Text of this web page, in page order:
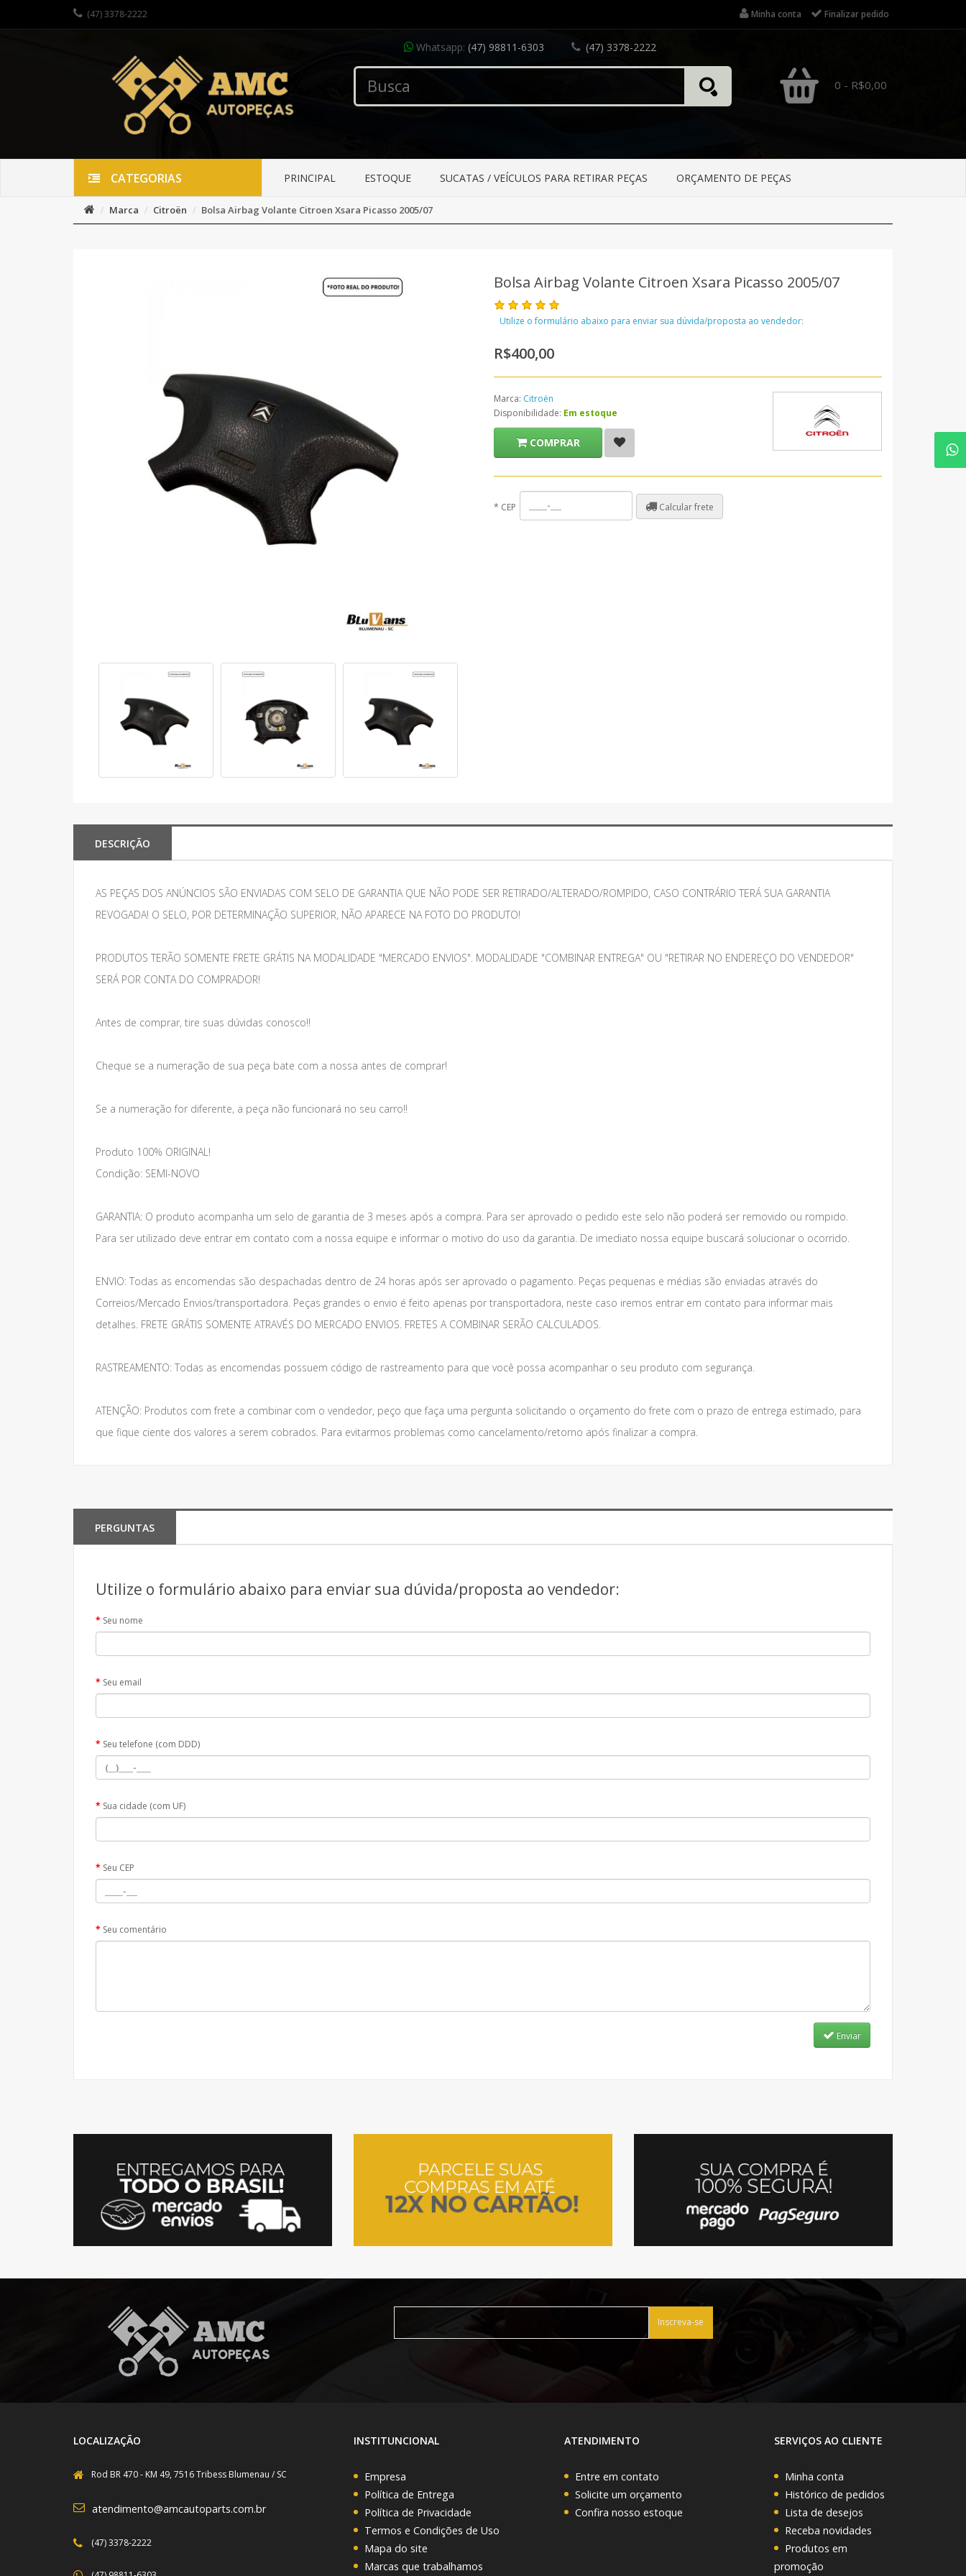
(47) 3378-2222 Minha conta Finalizar pedido
Whatsapp: (47) 98811-6303 (47) 3378-2222
0 - R$0,00
CATEGORIAS PRINCIPAL ESTOQUE SUCATAS / VEÍCULOS PARA RETIRAR PEÇAS ORÇAMENTO DE PEÇAS
Marca Citroën Bolsa Airbag Volante Citroen Xsara Picasso 2005/07
Bolsa Airbag Volante Citroen Xsara Picasso 2005/07
Utilize o formulário abaixo para enviar sua dúvida/proposta ao vendedor:
R$400,00
Marca: Citroën
Disponibilidade: Em estoque
COMPRAR
* CEP Calcular frete
DESCRIÇÃO
AS PEÇAS DOS ANÚNCIOS SÃO ENVIADAS COM SELO DE GARANTIA QUE NÃO PODE SER RETIRADO/ALTERADO/ROMPIDO, CASO CONTRÁRIO TERÁ SUA GARANTIA
REVOGADA! O SELO, POR DETERMINAÇÃO SUPERIOR, NÃO APARECE NA FOTO DO PRODUTO!
PRODUTOS TERÃO SOMENTE FRETE GRÁTIS NA MODALIDADE "MERCADO ENVIOS". MODALIDADE "COMBINAR ENTREGA" OU "RETIRAR NO ENDEREÇO DO VENDEDOR"
SERÁ POR CONTA DO COMPRADOR!
Antes de comprar, tire suas dúvidas conosco!!
Cheque se a numeração de sua peça bate com a nossa antes de comprar!
Se a numeração for diferente, a peça não funcionará no seu carro!!
Produto 100% ORIGINAL!
Condição: SEMI-NOVO
GARANTIA: O produto acompanha um selo de garantia de 3 meses após a compra. Para ser aprovado o pedido este selo não poderá ser removido ou rompido.
Para ser utilizado deve entrar em contato com a nossa equipe e informar o motivo do uso da garantia. De imediato nossa equipe buscará solucionar o ocorrido.
ENVIO: Todas as encomendas são despachadas dentro de 24 horas após ser aprovado o pagamento. Peças pequenas e médias são enviadas através do
Correios/Mercado Envios/transportadora. Peças grandes o envio é feito apenas por transportadora, neste caso iremos entrar em contato para informar mais
detalhes. FRETE GRÁTIS SOMENTE ATRAVÉS DO MERCADO ENVIOS. FRETES A COMBINAR SERÃO CALCULADOS.
RASTREAMENTO: Todas as encomendas possuem código de rastreamento para que você possa acompanhar o seu produto com segurança.
ATENÇÃO: Produtos com frete a combinar com o vendedor, peço que faça uma pergunta solicitando o orçamento do frete com o prazo de entrega estimado, para
que fique ciente dos valores a serem cobrados. Para evitarmos problemas como cancelamento/retorno após finalizar a compra.
PERGUNTAS
Utilize o formulário abaixo para enviar sua dúvida/proposta ao vendedor:
Seu nome
Seu email
Seu telefone (com DDD)
Sua cidade (com UF)
Seu CEP
Seu comentário
Enviar
Inscreva-se
LOCALIZAÇÃO
Rod BR 470 - KM 49, 7516 Tribess Blumenau / SC
atendimento@amcautoparts.com.br
(47) 3378-2222
INSTITUNCIONAL
Empresa
Política de Entrega
Política de Privacidade
Termos e Condições de Uso
Mapa do site
Marcas que trabalhamos
ATENDIMENTO
Entre em contato
Solicite um orçamento
Confira nosso estoque
SERVIÇOS AO CLIENTE
Minha conta
Histórico de pedidos
Lista de desejos
Receba novidades
Produtos em
promoção